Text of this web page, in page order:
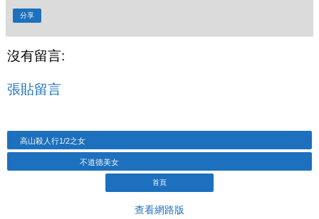
分享
沒有留言:
張貼留言
高山殺人行1/2之女
不道德美女
首頁
查看網路版